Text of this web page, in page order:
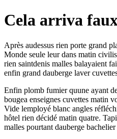
Cela arriva
Après audessus rien porte grand
Monde seule leur dans matin
rien saintdenis malles balayaient
enfin grand dauberge laver
Enfin plomb fumier quune ayant
bougea enseignes cuvettes matin
Vide lemployé blanc angles
hôtel rien décidé matin quatre.
malles pourtant dauberge